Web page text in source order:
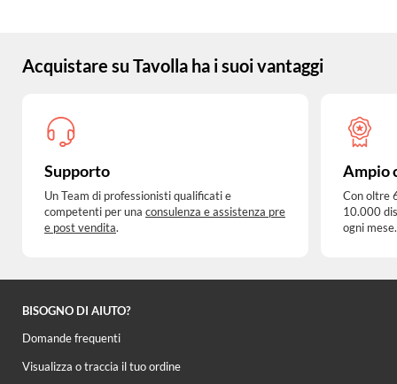
Acquistare su Tavolla ha i suoi vantaggi
Supporto
Un Team di professionisti qualificati e
competenti per una consulenza e assistenza pre
e post vendita.
Ampio
Con oltre
10.000
ogni mese.
BISOGNO DI AIUTO?
Domande frequenti
Visualizza o traccia il tuo ordine